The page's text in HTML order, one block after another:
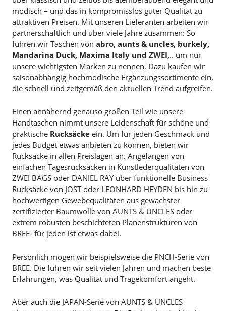
modisch – und das in kompromisslos guter Qualität zu
attraktiven Preisen. Mit unseren Lieferanten arbeiten wir
partnerschaftlich und über viele Jahre zusammen: So
führen wir Taschen von abro, aunts & uncles, burkely,
Mandarina Duck, Maxima Italy und ZWEI,.. um nur
unsere wichtigsten Marken zu nennen. Dazu kaufen wir
saisonabhängig hochmodische Ergänzungssortimente ein,
die schnell und zeitgemäß den aktuellen Trend aufgreifen.
Einen annähernd genauso großen Teil wie unsere
Handtaschen nimmt unsere Leidenschaft für schöne und
praktische Rucksäcke ein. Um für jeden Geschmack und
jedes Budget etwas anbieten zu können, bieten wir
Rucksäcke in allen Preislagen an. Angefangen von
einfachen Tagesrucksäcken in Kunstlederqualitäten von
ZWEI BAGS oder DANIEL RAY über funktionelle Business
Rucksäcke von JOST oder LEONHARD HEYDEN bis hin zu
hochwertigen Gewebequalitäten aus gewachster
zertifizierter Baumwolle von AUNTS & UNCLES oder
extrem robusten beschichteten Planenstrukturen von
BREE- für jeden ist etwas dabei.
Persönlich mögen wir beispielsweise die PNCH-Serie von
BREE. Die führen wir seit vielen Jahren und machen beste
Erfahrungen, was Qualität und Tragekomfort angeht.
Aber auch die JAPAN-Serie von AUNTS & UNCLES